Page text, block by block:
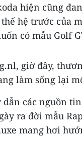
hiện cũng
hệ trước của
có mẫu Golf
giờ đây,
làm sống lại
các nguồn
ra đời mẫu
mang hơi